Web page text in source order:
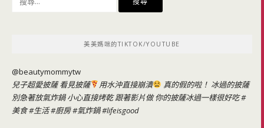
美美媽咪的TIKTOK/YOUTUBE
@beautymommytw
兒子超愛披薩 看見披薩
用水沖直接崩潰
真的假的啦！ 冰過的披薩
別急著放氣炸鍋 小心直接烤乾 跟著影片做 你的披薩冰過一樣很好吃#
美食#生活#廚房#氣炸鍋#lifeisgood